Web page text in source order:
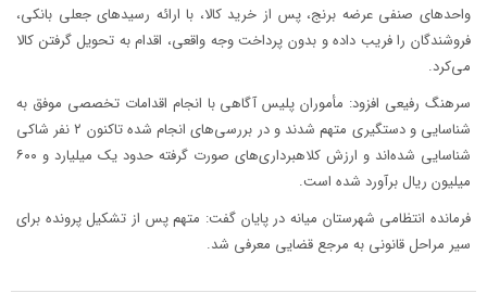
واحدهای صنفی عرضه برنج، پس از خرید کالا، با ارائه رسیدهای جعلی بانکی،
فروشندگان را فریب داده و بدون پرداخت وجه واقعی، اقدام به تحویل گرفتن کالا
می‌کرد.
سرهنگ رفیعی افزود: مأموران پلیس آگاهی با انجام اقدامات تخصصی موفق به
شناسایی و دستگیری متهم شدند و در بررسی‌های انجام شده تاکنون ۲ نفر شاکی
شناسایی شده‌اند و ارزش کلاهبرداری‌های صورت گرفته حدود یک میلیارد و ۶۰۰
میلیون ریال برآورد شده است.
فرمانده انتظامی شهرستان میانه در پایان گفت: متهم پس از تشکیل پرونده برای
سیر مراحل قانونی به مرجع قضایی معرفی شد.